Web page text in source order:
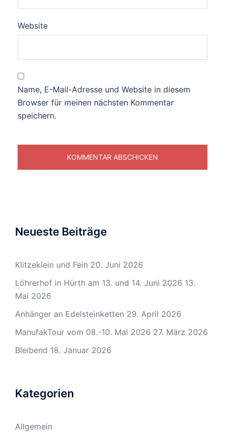
Website
Name, E-Mail-Adresse und Website in diesem
Browser für meinen nächsten Kommentar
speichern.
Neueste Beiträge
Klitzeklein und Fein 20. Juni 2026
Löhrerhof in Hürth am 13. und 14. Juni 2026 13.
Mai 2026
Anhänger an Edelsteinketten 29. April 2026
ManufakTour vom 08.-10. Mai 2026 27. März 2026
Bleibend 18. Januar 2026
Kategorien
Allgemein